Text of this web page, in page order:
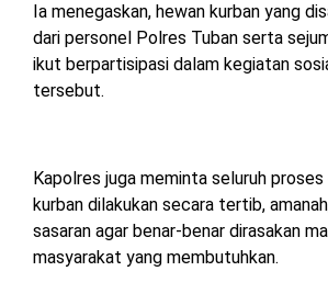
Ia menegaskan, hewan kurban yang
dari personel Polres Tuban serta
ikut berpartisipasi dalam kegiatan
tersebut.
Kapolres juga meminta seluruh
kurban dilakukan secara tertib,
sasaran agar benar-benar dirasakan
masyarakat yang membutuhkan.